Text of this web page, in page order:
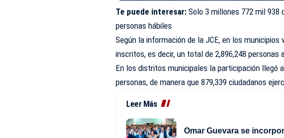
Te puede interesar: Solo 3 millones 772 mil 938
personas hábiles
Según la información de la JCE, en los
inscritos, es decir, un total de 2,896,248 personas
En los distritos municipales la participación llegó
personas, de manera que 879,339 ciudadanos
Leer Más
Omar Guevara se